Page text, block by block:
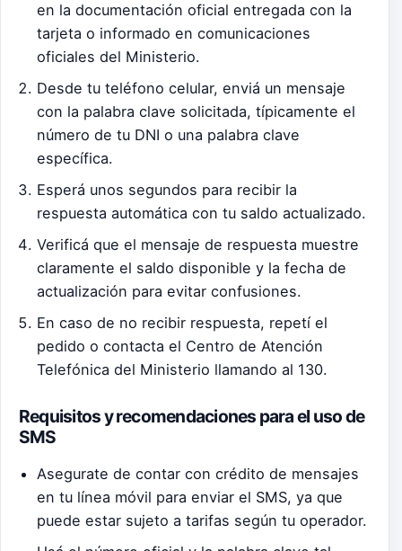
en la documentación oficial entregada con la
tarjeta o informado en comunicaciones
oficiales del Ministerio.
Desde tu teléfono celular, enviá un mensaje
con la palabra clave solicitada, típicamente el
número de tu DNI o una palabra clave
específica.
Esperá unos segundos para recibir la
respuesta automática con tu saldo actualizado.
Verificá que el mensaje de respuesta muestre
claramente el saldo disponible y la fecha de
actualización para evitar confusiones.
En caso de no recibir respuesta, repetí el
pedido o contacta el Centro de Atención
Telefónica del Ministerio llamando al 130.
Requisitos y recomendaciones para el uso de
SMS
Asegurate de contar con crédito de mensajes
en tu línea móvil para enviar el SMS, ya que
puede estar sujeto a tarifas según tu operador.